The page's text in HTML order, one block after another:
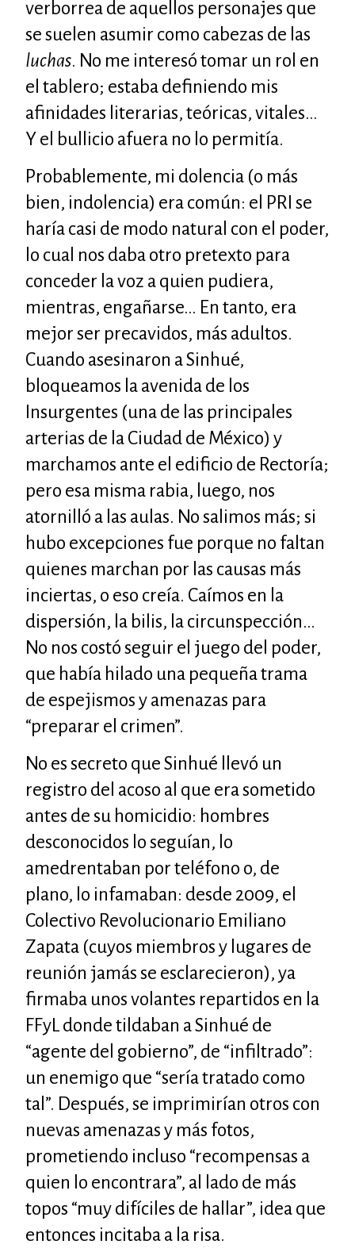
verborrea de aquellos personajes que
se suelen asumir como cabezas de las
luchas. No me interesó tomar un rol en
el tablero; estaba definiendo mis
afinidades literarias, teóricas, vitales…
Y el bullicio afuera no lo permitía.
Probablemente, mi dolencia (o más
bien, indolencia) era común: el PRI se
haría casi de modo natural con el poder,
lo cual nos daba otro pretexto para
conceder la voz a quien pudiera,
mientras, engañarse… En tanto, era
mejor ser precavidos, más adultos.
Cuando asesinaron a Sinhué,
bloqueamos la avenida de los
Insurgentes (una de las principales
arterias de la Ciudad de México) y
marchamos ante el edificio de Rectoría;
pero esa misma rabia, luego, nos
atornilló a las aulas. No salimos más; si
hubo excepciones fue porque no faltan
quienes marchan por las causas más
inciertas, o eso creía. Caímos en la
dispersión, la bilis, la circunspección…
No nos costó seguir el juego del poder,
que había hilado una pequeña trama
de espejismos y amenazas para
“preparar el crimen”.
No es secreto que Sinhué llevó un
registro del acoso al que era sometido
antes de su homicidio: hombres
desconocidos lo seguían, lo
amedrentaban por teléfono o, de
plano, lo infamaban: desde 2009, el
Colectivo Revolucionario Emiliano
Zapata (cuyos miembros y lugares de
reunión jamás se esclarecieron), ya
firmaba unos volantes repartidos en la
FFyL donde tildaban a Sinhué de
“agente del gobierno”, de “infiltrado”:
un enemigo que “sería tratado como
tal”. Después, se imprimirían otros con
nuevas amenazas y más fotos,
prometiendo incluso “recompensas a
quien lo encontrara”, al lado de más
topos “muy difíciles de hallar”, idea que
entonces incitaba a la risa.